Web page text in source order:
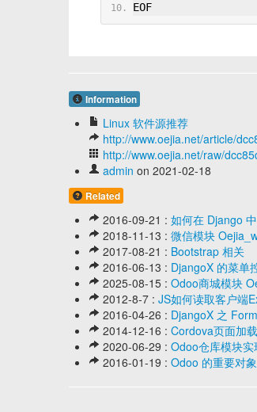
EOF
Information
Linux 软件源推荐
http://www.oejia.net/article/
http://www.oejia.net/raw/
admin on 2021-02-18
Related
2016-09-21 : 如何在 Django
2018-11-13 : 微信模块
2017-08-21 : Bootstrap 相关
2016-06-13 : DjangoX 的菜单
2025-08-15 : Odoo商城模块
2012-8-7 : JS如何读取客户端
2016-04-26 : DjangoX 之
2014-12-16 : Cordova页面加
2020-06-29 : Odoo仓库模块
2016-01-19 : Odoo 的重要对